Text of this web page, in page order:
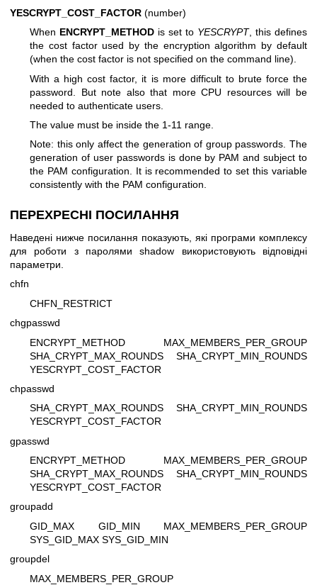
YESCRYPT_COST_FACTOR (number)
When ENCRYPT_METHOD is set to YESCRYPT, this defines
the cost factor used by the encryption algorithm by default
(when the cost factor is not specified on the command line).
With a high cost factor, it is more difficult to brute force the
password. But note also that more CPU resources will be
needed to authenticate users.
The value must be inside the 1-11 range.
Note: this only affect the generation of group passwords. The
generation of user passwords is done by PAM and subject to
the PAM configuration. It is recommended to set this variable
consistently with the PAM configuration.
ПЕРЕХРЕСНІ ПОСИЛАННЯ
Наведені нижче посилання показують, які програми комплексу
для роботи з паролями shadow використовують відповідні
параметри.
chfn
CHFN_RESTRICT
chgpasswd
ENCRYPT_METHOD MAX_MEMBERS_PER_GROUP
SHA_CRYPT_MAX_ROUNDS SHA_CRYPT_MIN_ROUNDS
YESCRYPT_COST_FACTOR
chpasswd
SHA_CRYPT_MAX_ROUNDS SHA_CRYPT_MIN_ROUNDS
YESCRYPT_COST_FACTOR
gpasswd
ENCRYPT_METHOD MAX_MEMBERS_PER_GROUP
SHA_CRYPT_MAX_ROUNDS SHA_CRYPT_MIN_ROUNDS
YESCRYPT_COST_FACTOR
groupadd
GID_MAX GID_MIN MAX_MEMBERS_PER_GROUP
SYS_GID_MAX SYS_GID_MIN
groupdel
MAX_MEMBERS_PER_GROUP